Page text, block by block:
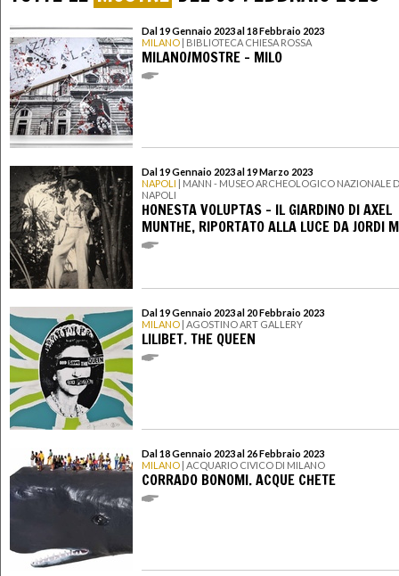
Dal 19 Gennaio 2023 al 18 Febbraio 2023
MILANO | BIBLIOTECA CHIESA ROSSA
MILANO/MOSTRE - MILO
Dal 19 Gennaio 2023 al 19 Marzo 2023
NAPOLI | MANN - MUSEO ARCHEOLOGICO NAZIONALE
NAPOLI
HONESTA VOLUPTAS - IL GIARDINO DI AXEL
MUNTHE, RIPORTATO ALLA LUCE DA JORDI
Dal 19 Gennaio 2023 al 20 Febbraio 2023
MILANO | AGOSTINO ART GALLERY
LILIBET. THE QUEEN
Dal 18 Gennaio 2023 al 26 Febbraio 2023
MILANO | ACQUARIO CIVICO DI MILANO
CORRADO BONOMI. ACQUE CHETE